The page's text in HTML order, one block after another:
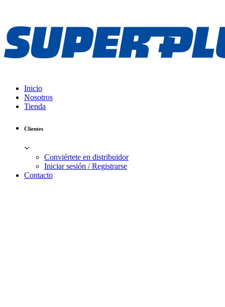
Inicio
Nosotros
Tienda
Clientes
Conviértete en distribuidor
Iniciar sesión / Registrarse
Contacto